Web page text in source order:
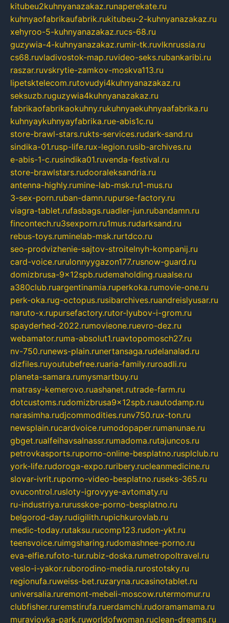
kitubeu2kuhnyanazakaz.runaperekate.ru
kuhnyaofabrikaufabrik.rukitubeu-2-kuhnyanazakaz.ru
xehyroo-5-kuhnyanazakaz.rucs-68.ru
guzywia-4-kuhnyanazakaz.rumir-tk.ruvlknrussia.ru
cs68.ruvladivostok-map.ruvideo-seks.rubankaribi.ru
raszar.ruvskrytie-zamkov-moskva113.ru
lipetsktelecom.rutovudyi4kuhnyanazakaz.ru
seksuzb.ruguzywia4kuhnyanazakaz.ru
fabrikaofabrikaokuhny.rukuhnyaekuhnyaafabrika.ru
kuhnyaykuhnyayfabrika.rue-abis1c.ru
store-brawl-stars.rukts-services.rudark-sand.ru
sindika-01.rusp-life.rux-legion.rusib-archives.ru
e-abis-1-c.rusindika01.ruvenda-festival.ru
store-brawlstars.rudooraleksandria.ru
antenna-highly.rumine-lab-msk.ru1-mus.ru
3-sex-porn.ruban-damn.rupurse-factory.ru
viagra-tablet.rufasbags.ruadler-jun.rubandamn.ru
fincontech.ru3sexporn.ru1mus.rudarksand.ru
rebus-toys.ruminelab-msk.rurtdco.ru
seo-prodvizhenie-sajtov-stroitelnyh-kompanij.ru
card-voice.rurulonnyygazon177.rusnow-guard.ru
domizbrusa-9x12spb.rudemaholding.ruaalse.ru
a380club.ruargentinamia.ruperkoka.rumovie-one.ru
perk-oka.rug-octopus.rusibarchives.ruandreislyusar.ru
naruto-x.rupursefactory.rutor-lyubov-i-grom.ru
spayderhed-2022.rumovieone.ruevro-dez.ru
webamator.ruma-absolut1.ruavtopomosch27.ru
nv-750.runews-plain.runertansaga.rudelanalad.ru
dizfiles.ruyoutubefree.ruaria-family.ruroadli.ru
planeta-samara.rumysmartbuy.ru
matrasy-kemerovo.ruashanet.rutrade-farm.ru
dotcustoms.rudomizbrusa9x12spb.ruautodamp.ru
narasimha.rudjcommodities.runv750.rux-ton.ru
newsplain.rucardvoice.rumodopaper.rumanunae.ru
gbget.rualfeihavsalnassr.rumadoma.rutajuncos.ru
petrovkasports.ruporno-online-besplatno.rusplclub.ru
york-life.rudoroga-expo.ruribery.rucleanmedicine.ru
slovar-ivrit.ruporno-video-besplatno.ruseks-365.ru
ovucontrol.rusloty-igrovyye-avtomaty.ru
ru-industriya.rurusskoe-porno-besplatno.ru
belgorod-day.rudigilith.rupichkurovlab.ru
medic-today.rutaksu.rucomp123.rudon-ykt.ru
teensvoice.ruimgsharing.rudomashnee-porno.ru
eva-elfie.rufoto-tur.rubiz-doska.rumetropoltravel.ru
veslo-i-yakor.ruborodino-media.rurostotsky.ru
regionufa.ruweiss-bet.ruzaryna.rucasinotablet.ru
universalia.ruremont-mebeli-moscow.rutermomur.ru
clubfisher.ruremstirufa.ruerdamchi.rudoramamama.ru
muraviovka-park.ruworldofwoman.ruclean-dreams.ru